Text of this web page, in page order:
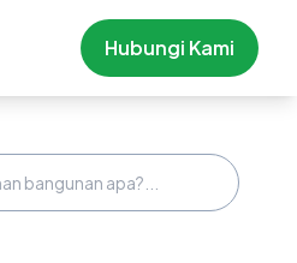
Hubungi Kami